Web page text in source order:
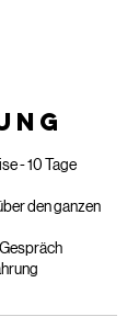
- 10 Tage
den ganzen